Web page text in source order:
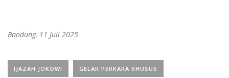
Bandung, 11 Juli 2025
IJAZAH JOKOWI GELAR PERKARA KHUSUS